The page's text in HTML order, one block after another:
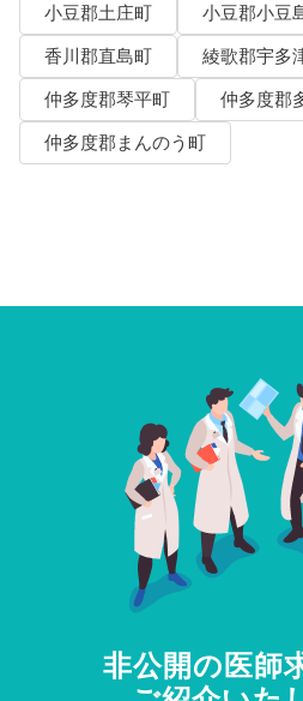
小豆郡土庄町
小豆郡小豆
香川郡直島町
綾歌郡宇多
仲多度郡琴平町
仲多度郡
仲多度郡まんのう町
非公開の医師